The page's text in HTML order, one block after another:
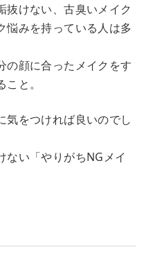
抜けない、古臭いメイク
悩みを持っている人は多
の顔に合ったメイクをす
と。
気をつければ良いのでし
ない「やりがちNGメイ